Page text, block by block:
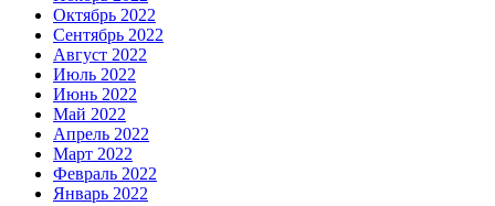
Октябрь 2022
Сентябрь 2022
Август 2022
Июль 2022
Июнь 2022
Май 2022
Апрель 2022
Март 2022
Февраль 2022
Январь 2022